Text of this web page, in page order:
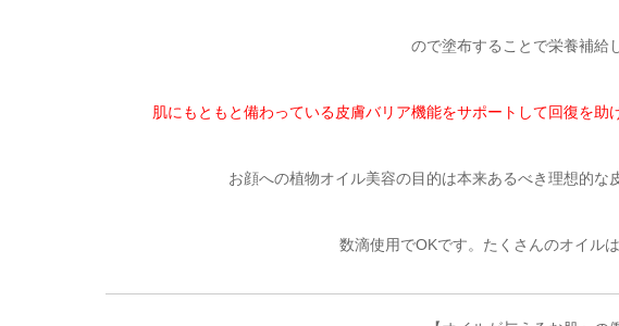
ので塗布することで栄養補給
肌にもともと備わっている皮膚バリア機能をサポートして回復を助
お顔への植物オイル美容の目的は本来あるべき理想的な
数滴使用でOKです。たくさんのオイル